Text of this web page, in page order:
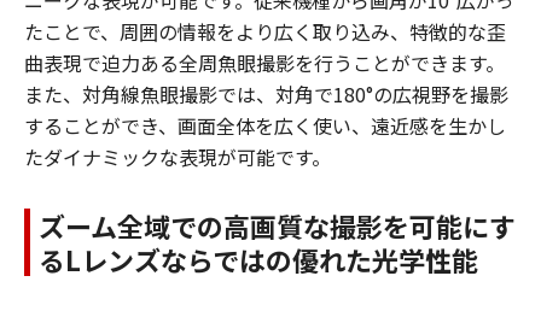
たことで、周囲の情報をより広く取り込み、特徴的な歪
曲表現で迫力ある全周魚眼撮影を行うことができます。
また、対角線魚眼撮影では、対角で180°の広視野を撮影
することができ、画面全体を広く使い、遠近感を生かし
たダイナミックな表現が可能です。
ズーム全域での高画質な撮影を可能にす
るLレンズならではの優れた光学性能